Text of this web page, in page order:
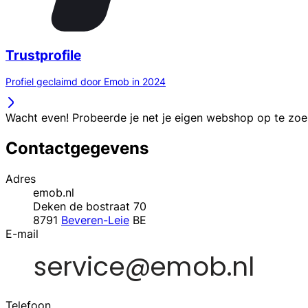
Trustprofile
Profiel geclaimd door Emob in 2024
Wacht even! Probeerde je net je eigen webshop op te
Contactgegevens
Adres
emob.nl
Deken de bostraat 70
8791 Beveren-Leie BE
E-mail